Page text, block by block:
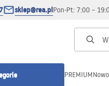
sklep@rea.plPon-Pt: 7:00 –
PREMIUM